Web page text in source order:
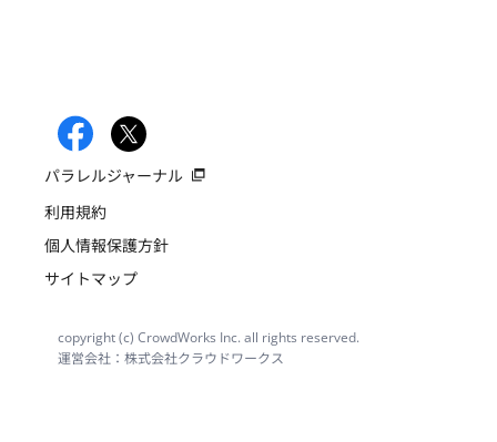
パラレルジャーナル
利用規約
個人情報保護方針
サイトマップ
copyright (c) CrowdWorks Inc. all rights reserved.
運営会社：株式会社クラウドワークス